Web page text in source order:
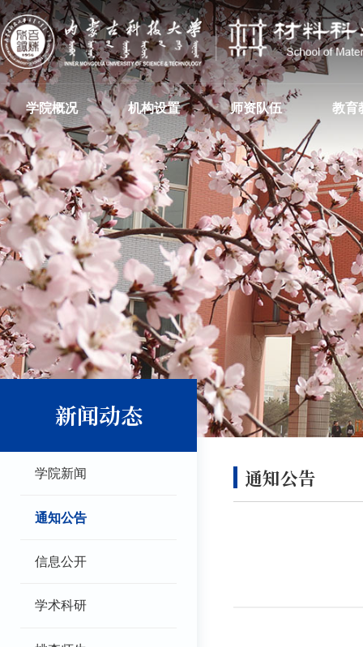
学院概况 机构设置 师资队伍 教育
新闻动态
学院新闻
通知公告
信息公开
学术科研
通知公告